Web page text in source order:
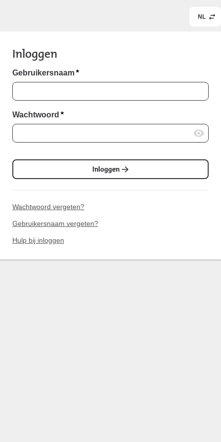
NL
Inloggen
Gebruikersnaam*
Wachtwoord *
Inloggen
Wachtwoord vergeten?
Gebruikersnaam vergeten?
Hulp bij inloggen